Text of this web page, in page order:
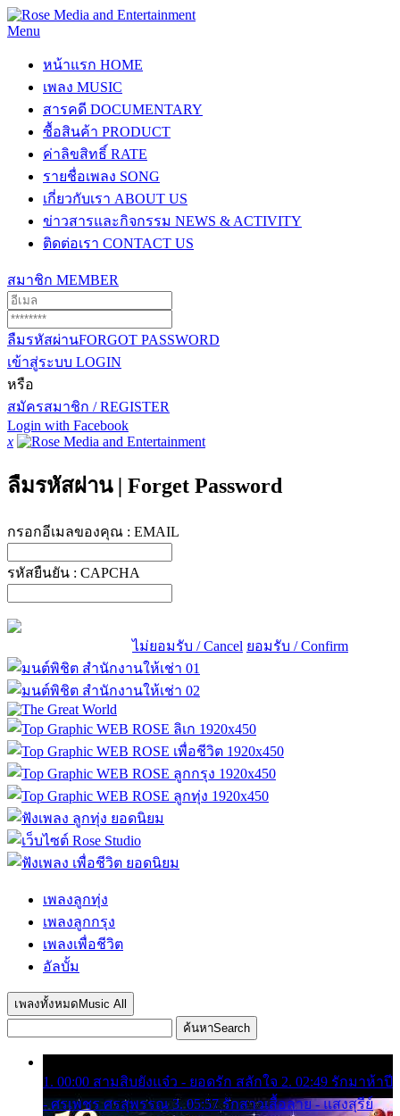
Menu
หน้าแรก HOME
เพลง MUSIC
สารคดี DOCUMENTARY
ซื้อสินค้า PRODUCT
ค่าลิขสิทธิ์ RATE
รายชื่อเพลง SONG
เกี่ยวกับเรา ABOUT US
ข่าวสารและกิจกรรม NEWS & ACTIVITY
ติดต่อเรา CONTACT US
สมาชิก MEMBER
ลืมรหัสผ่านFORGOT PASSWORD
เข้าสู่ระบบ LOGIN
หรือ
สมัครสมาชิก / REGISTER
Login with Facebook
x
ลืมรหัสผ่าน | Forget Password
กรอกอีเมลของคุณ : EMAIL
รหัสยืนยัน : CAPCHA
ไม่ยอมรับ / Cancel ยอมรับ / Confirm
เพลงลูกทุ่ง
เพลงลูกกรุง
เพลงเพื่อชีวิต
อัลบั้ม
เพลงทั้งหมด Music All
ค้นหาSearch
1. 00:00 สามสิบยังแจ๋ว - ยอดรัก สลักใจ 2. 02:49 รักมาห้าปี
- ศรเพชร ศรสุพรรณ 3. 05:57 รักสาวเสื้อลาย - แสงสุรีย์